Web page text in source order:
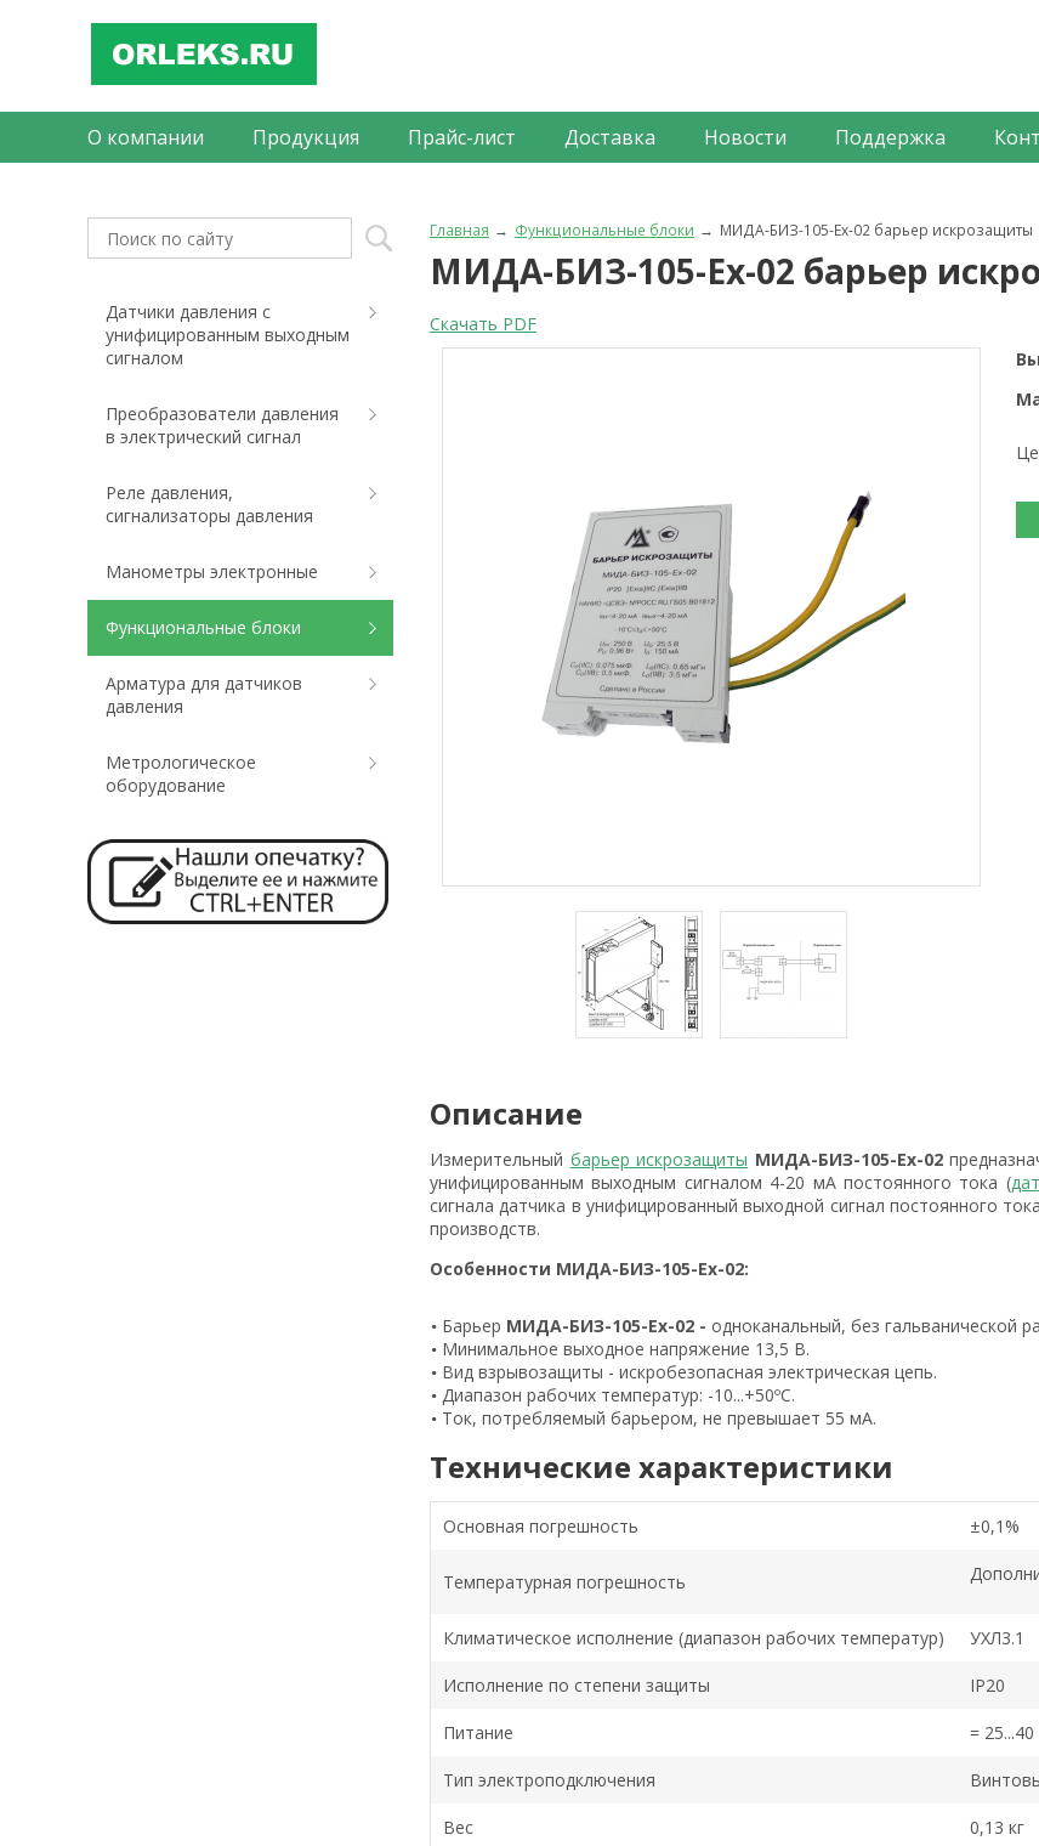
О компании Продукция Прайс-лист Доставка Новости Поддержка
Главная Функциональные блоки МИДА-БИЗ-105-Ex-02 барьер искрозащиты
МИДА-БИЗ-105-Ex-02 барьер
Скачать PDF
Описание
Измерительный барьер искрозащиты МИДА-БИЗ-105-Ex-02
унифицированным выходным сигналом 4-20 мА постоянного тока (
сигнала датчика в унифицированный выходной сигнал постоянного
производств.
Особенности МИДА-БИЗ-105-Ex-02:
Барьер МИДА-БИЗ-105-Ex-02 - одноканальный, без гальванической
Минимальное выходное напряжение 13,5 В.
Вид взрывозащиты - искробезопасная электрическая цепь.
Диапазон рабочих температур: -10...+50ºС.
Ток, потребляемый барьером, не превышает 55 мА.
Технические характеристики
Основная погрешность ±0,1%
Температурная погрешность
Климатическое исполнение (диапазон рабочих температур) УХЛ3.1
Исполнение по степени защиты IP20
Питание =
Тип электроподключения
Вес 0,13 кг
Датчики давления с
унифицированным выходным
сигналом
Преобразователи давления
в электрический сигнал
Реле давления,
сигнализаторы давления
Манометры электронные
Функциональные блоки
Арматура для датчиков
давления
Метрологическое
оборудование